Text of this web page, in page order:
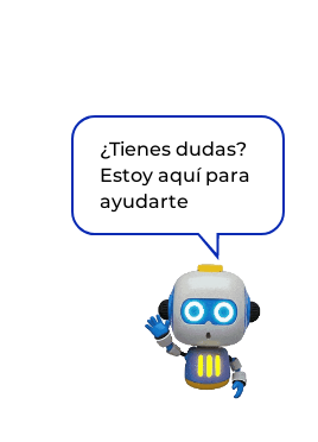
¿Tienes dudas?
Estoy aquí para
ayudarte